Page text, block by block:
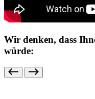
Wir denken, dass
würde: